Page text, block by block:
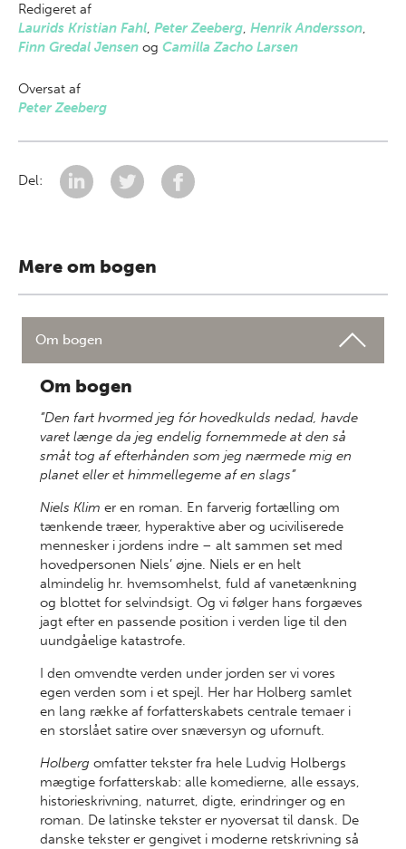
Redigeret af
Laurids Kristian Fahl, Peter Zeeberg, Henrik Andersson,
Finn Gredal Jensen og Camilla Zacho Larsen
Oversat af
Peter Zeeberg
Del:
Mere om bogen
Om bogen
Om bogen
”Den fart hvormed jeg fór hovedkulds nedad, havde
varet længe da jeg endelig fornemmede at den så
småt tog af efterhånden som jeg nærmede mig en
planet eller et himmellegeme af en slags”
Niels Klim er en roman. En farverig fortælling om
tænkende træer, hyperaktive aber og uciviliserede
mennesker i jordens indre – alt sammen set med
hovedpersonen Niels’ øjne. Niels er en helt
almindelig hr. hvemsomhelst, fuld af vanetænkning
og blottet for selvindsigt. Og vi følger hans forgæves
jagt efter en passende position i verden lige til den
uundgåelige katastrofe.
I den omvendte verden under jorden ser vi vores
egen verden som i et spejl. Her har Holberg samlet
en lang række af forfatterskabets centrale temaer i
en storslået satire over snæversyn og ufornuft.
Holberg omfatter tekster fra hele Ludvig Holbergs
mægtige forfatterskab: alle komedierne, alle essays,
historieskrivning, naturret, digte, erindringer og en
roman. De latinske tekster er nyoversat til dansk. De
danske tekster er gengivet i moderne retskrivning så